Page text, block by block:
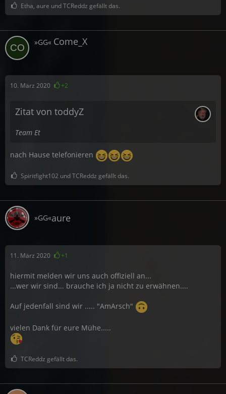
Etha, aure und TCReddz gefällt das.
»GG« Come_X
10. März 2020 +2
Zitat von toddyZ
Team Et
nach Hause telefonieren
Spiritfight102 und TCReddz gefällt das.
»GG«aure
11. März 2020 +1
hiermit melden wir uns auch offiziell an...
...wer wir sind... brauche ich ja nicht zu erwähnen....
Auf jedenfall sind wir ..... "AmArsch"
vielen Dank für eure Mühe.....
TCReddz gefällt das.